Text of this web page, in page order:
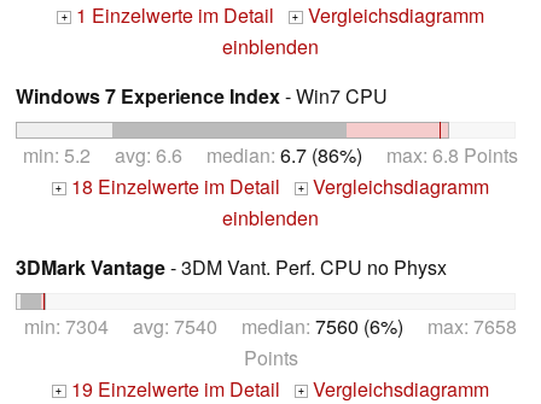
+ 1 Einzelwerte im Detail + Vergleichsdiagramm
einblenden
Windows 7 Experience Index- Win7 CPU
min: 5.2 avg: 6.6 median: 6.7 (86%) max: 6.8 Points
+ 18 Einzelwerte im Detail +
Vergleichsdiagramm
einblenden
3DMark Vantage- 3DM Vant. Perf. CPU no Physx
min: 7304 avg: 7540 median: 7560 (6%) max: 7658
Points
+ 19 Einzelwerte im Detail +
Vergleichsdiagramm